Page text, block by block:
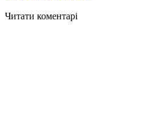
Читати коментарі